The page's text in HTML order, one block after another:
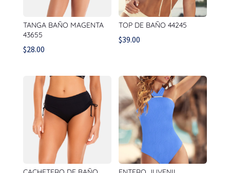
TANGA BAÑO MAGENTA
43655
$28.00
TOP DE BAÑO 44245
$39.00